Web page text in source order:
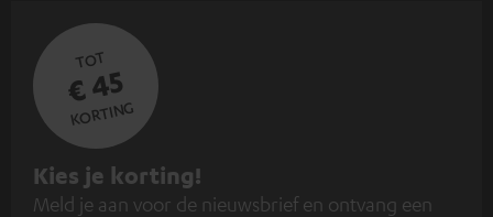
TOT
€ 45
KORTING
A
a
Kies je korting!
Meld je aan voor de nieuwsbrief en ontvang een